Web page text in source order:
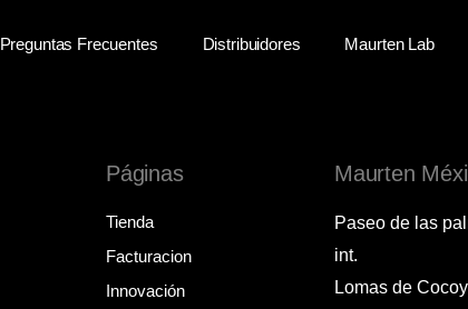
Preguntas Frecuentes Distribuidores Maurten Lab
Páginas
Tienda
Facturacion
Innovación
Maurten
Paseo de las
int.
Lomas de